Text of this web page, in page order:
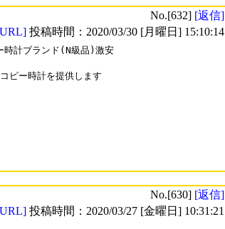
No.[632] [返信]
投稿時間：2020/03/30 [月曜日] 15:10:14
時計ブランド(N級品)激安
ピー時計を提供します
No.[630] [返信]
投稿時間：2020/03/27 [金曜日] 10:31:21